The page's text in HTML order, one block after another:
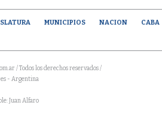
MUNICIPIOS NACION CABA
/ Todos los derechos reservados /
- Argentina
Juan Alfaro